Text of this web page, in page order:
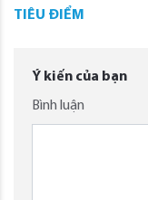
TIÊU ĐIỂM
Ý kiến của bạn
Bình luận